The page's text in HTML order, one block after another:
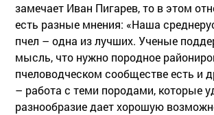
замечает Иван Пигарев, то в этом
есть разные мнения: «Наша
пчел – одна из лучших. Ученые
мысль, что нужно породное
пчеловодческом сообществе есть и
– работа с теми породами, которые
разнообразие дает хорошую